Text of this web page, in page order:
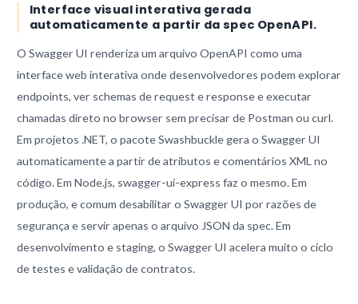
Interface visual interativa gerada
automaticamente a partir da spec OpenAPI.
O Swagger UI renderiza um arquivo OpenAPI como uma
interface web interativa onde desenvolvedores podem explorar
endpoints, ver schemas de request e response e executar
chamadas direto no browser sem precisar de Postman ou curl.
Em projetos .NET, o pacote Swashbuckle gera o Swagger UI
automaticamente a partir de atributos e comentários XML no
código. Em Node.js, swagger-ui-express faz o mesmo. Em
produção, e comum desabilitar o Swagger UI por razões de
segurança e servir apenas o arquivo JSON da spec. Em
desenvolvimento e staging, o Swagger UI acelera muito o ciclo
de testes e validação de contratos.